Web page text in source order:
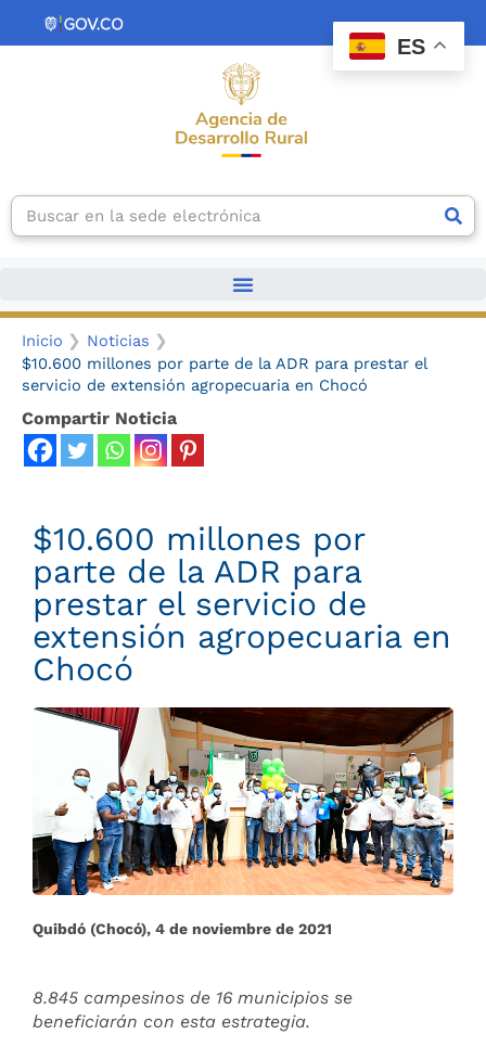
contenido
Search
Inicio
Noticias
$10.600 millones por parte de la ADR para prestar el
servicio de extensión agropecuaria en Chocó
Compartir Noticia
$10.600 millones por
parte de la ADR para
prestar el servicio de
extensión agropecuaria en
Chocó
Quibdó (Chocó), 4 de noviembre de 2021
8.845 campesinos de 16 municipios se
beneficiarán con esta estrategia.
ES